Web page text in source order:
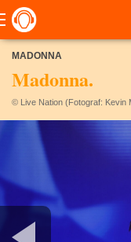
MADONNA
Madonna.
© Live Nation (Fotograf: Kevin